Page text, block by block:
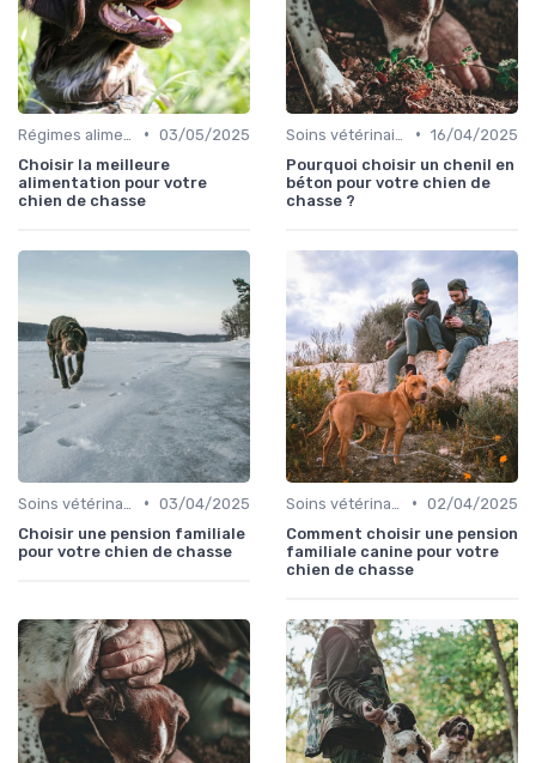
• 03/05/2025
Choisir la meilleure
alimentation pour votre
chien de chasse
• 16/04/2025
Pourquoi choisir un chenil en
béton pour votre chien de
chasse ?
• 03/04/2025
Choisir une pension familiale
pour votre chien de chasse
• 02/04/2025
Comment choisir une pension
familiale canine pour votre
chien de chasse